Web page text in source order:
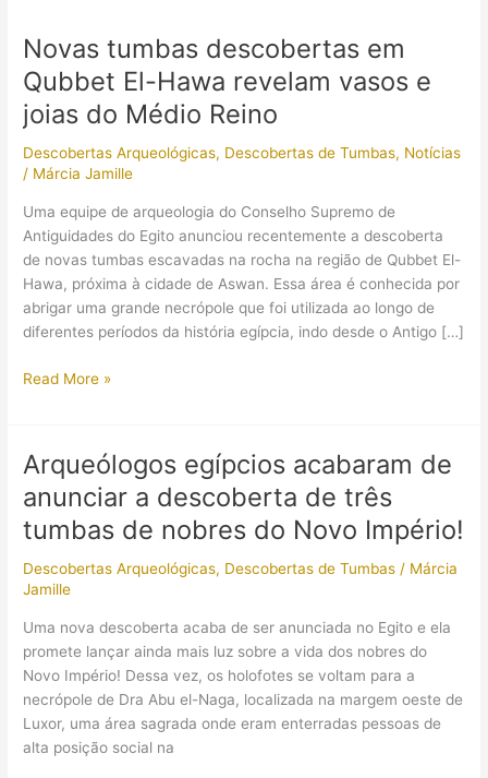
Novas tumbas descobertas em
Qubbet El-Hawa revelam vasos e
joias do Médio Reino
Descobertas Arqueológicas, Descobertas de Tumbas, Notícias
/ Márcia Jamille
Uma equipe de arqueologia do Conselho Supremo de
Antiguidades do Egito anunciou recentemente a descoberta
de novas tumbas escavadas na rocha na região de Qubbet El-
Hawa, próxima à cidade de Aswan. Essa área é conhecida por
abrigar uma grande necrópole que foi utilizada ao longo de
diferentes períodos da história egípcia, indo desde o Antigo […]
Novas
Qubbet
El-
Hawa
revelam
vasos
e
Médio
Reino
Read More »
Arqueólogos egípcios acabaram de
anunciar a descoberta de três
tumbas de nobres do Novo Império!
Descobertas Arqueológicas, Descobertas de Tumbas / Márcia
Jamille
Uma nova descoberta acaba de ser anunciada no Egito e ela
promete lançar ainda mais luz sobre a vida dos nobres do
Novo Império! Dessa vez, os holofotes se voltam para a
necrópole de Dra Abu el-Naga, localizada na margem oeste de
Luxor, uma área sagrada onde eram enterradas pessoas de
alta posição social na